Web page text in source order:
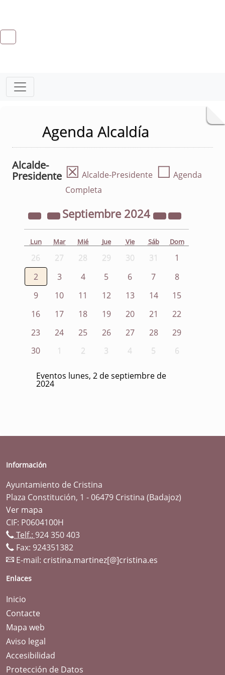
Agenda Alcaldía
Alcalde-
Presidente ☒ Alcalde-Presidente ☐ Agenda
Completa
Septiembre 2024
Lun Mar Mié Jue Vie Sáb Dom
26 27 28 29 30 31
1
2
3 4 5 6 7
8
9
10 11 12 13 14
15
16
17 18 19 20 21
22
23
24 25 26 27 28
29
30
1 2 3 4 5 6
Eventos lunes, 2 de septiembre de
2024
Información
Ayuntamiento de Cristina
Plaza Constitución, 1 - 06479 Cristina (Badajoz)
Ver mapa
CIF: P0604100H
Telf.: 924 350 403
Fax: 924351382
E-mail: cristina.martinez[@]cristina.es
Enlaces
Inicio
Contacte
Mapa web
Aviso legal
Accesibilidad
Protección de Datos